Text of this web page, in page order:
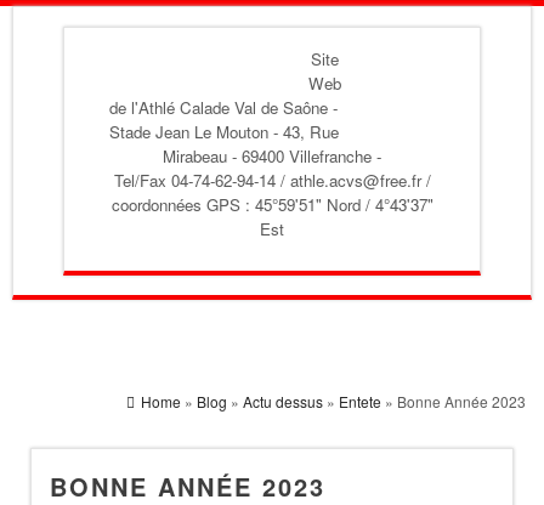
Site
Web
de l'Athlé Calade Val de Saône -
Stade Jean Le Mouton - 43, Rue
Mirabeau - 69400 Villefranche -
Tel/Fax 04-74-62-94-14 / athle.acvs@free.fr /
coordonnées GPS : 45°59'51" Nord / 4°43'37"
Est
Home » Blog » Actu dessus » Entete » Bonne Année 2023
BONNE ANNÉE 2023